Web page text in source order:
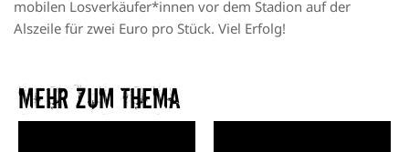
mobilen Losverkäufer*innen vor dem Stadion auf der
Alszeile für zwei Euro pro Stück. Viel Erfolg!
Mehr zum Thema​